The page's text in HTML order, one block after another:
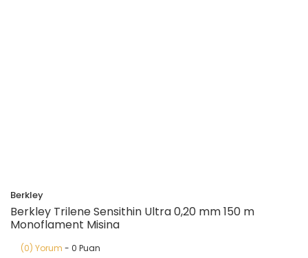
Berkley
Berkley Trilene Sensithin Ultra 0,20 mm 150 m
Monoflament Misina
(0) Yorum - 0 Puan